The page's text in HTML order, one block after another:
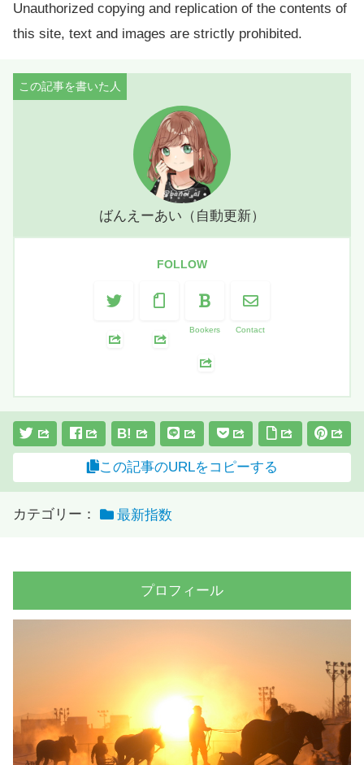
Unauthorized copying and replication of the contents of
this site, text and images are strictly prohibited.
ばんえーあい（自動更新）
FOLLOW
Bookers Contact
B!
この記事のURLをコピーする
カテゴリー： 最新指数
プロフィール